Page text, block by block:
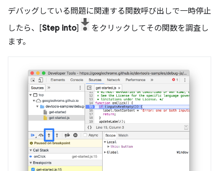
デバッグしている問題に関連する関数呼び出しで一時停止
したら、[Step into]
をクリックしてその関数を調査し
ます。